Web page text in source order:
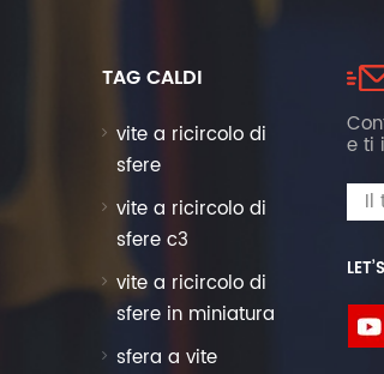
TAG CALDI
vite a ricircolo di
sfere
vite a ricircolo di
sfere c3
vite a ricircolo di
sfere in miniatura
sfera a vite
e ti